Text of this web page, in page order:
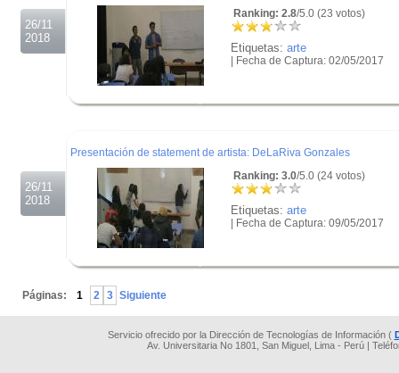
26/11
2018
Ranking: 2.8/5.0 (23 votos)
Etiquetas: arte
| Fecha de Captura: 02/05/2017
26/11
2018
Presentación de statement de artista: DeLaRiva Gonzales
Ranking: 3.0/5.0 (24 votos)
Etiquetas: arte
| Fecha de Captura: 09/05/2017
Páginas: 1 2 3 Siguiente
Servicio ofrecido por la Dirección de Tecnologías de Información (
Av. Universitaria No 1801, San Miguel, Lima - Perú |